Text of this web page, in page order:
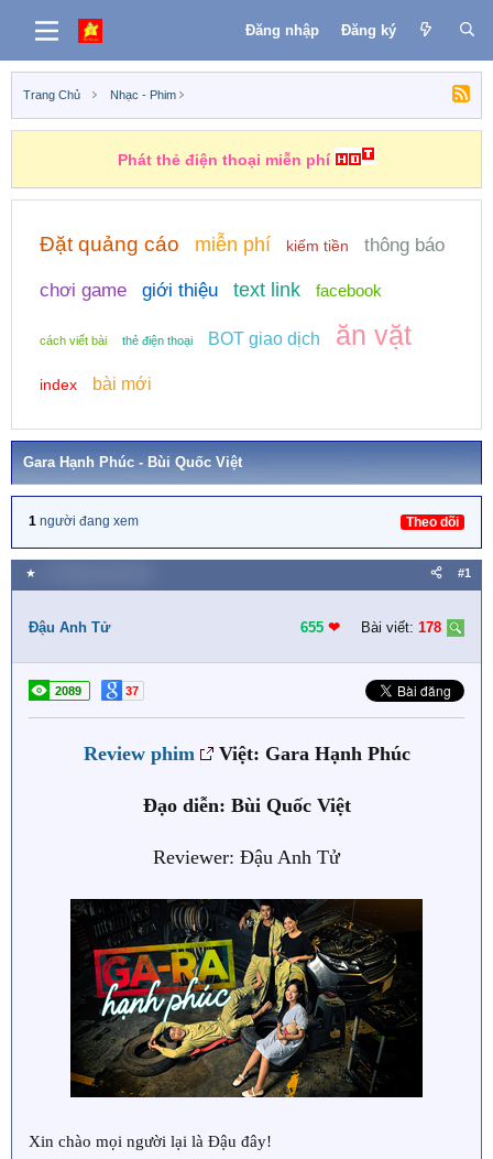
Đăng nhập Đăng ký
Trang Chủ Nhạc - Phim
Phát thẻ điện thoại miễn phí
Những nhiệm vụ kiếm tiền
Đặt quảng cáo miễn phí kiếm tiền thông báo
chơi game giới thiệu text link facebook
cách viết bài thẻ điện thoại BOT giao dịch ăn vặt
index bài mới
Gara Hạnh Phúc - Bùi Quốc Việt
1 người đang xem Theo dõi
★ #1
Đậu Anh Tử 655 ❤︎ Bài viết: 178
2089 37
Review phim Việt: Gara Hạnh Phúc
Đạo diễn: Bùi Quốc Việt
Reviewer: Đậu Anh Tử
Xin chào mọi người lại là Đậu đây!